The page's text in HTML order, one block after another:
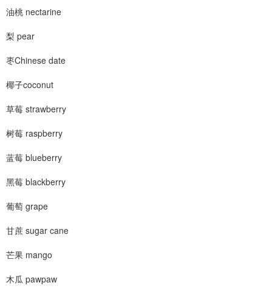
油桃 nectarine
梨 pear
枣Chinese date
椰子coconut
草莓 strawberry
树莓 raspberry
蓝莓 blueberry
黑莓 blackberry
葡萄 grape
甘蔗 sugar cane
芒果 mango
木瓜 pawpaw